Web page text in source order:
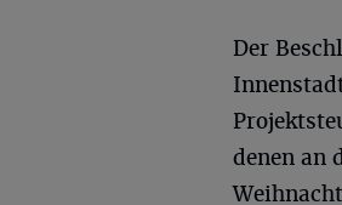
Der
denen an